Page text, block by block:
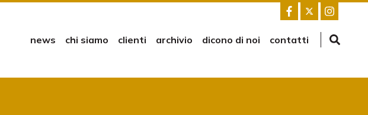
news chi siamo clienti archivio dicono di noi contatti